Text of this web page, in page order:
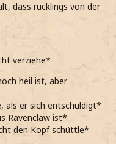
dass rücklings von der
verziehe*
heil ist, aber
als er sich entschuldigt*
Ravenclaw ist*
den Kopf schüttle*